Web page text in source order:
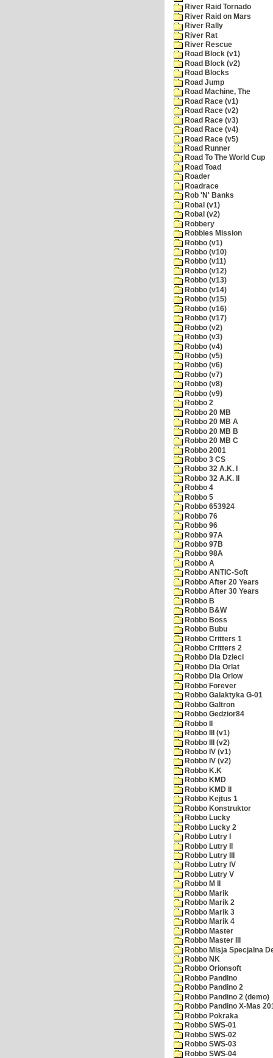
River Raid Tornado
River Raid on Mars
River Rally
River Rat
River Rescue
Road Block (v1)
Road Block (v2)
Road Blocks
Road Jump
Road Machine, The
Road Race (v1)
Road Race (v2)
Road Race (v3)
Road Race (v4)
Road Race (v5)
Road Runner
Road To The World Cup
Road Toad
Roader
Roadrace
Rob 'N' Banks
Robal (v1)
Robal (v2)
Robbery
Robbies Mission
Robbo (v1)
Robbo (v10)
Robbo (v11)
Robbo (v12)
Robbo (v13)
Robbo (v14)
Robbo (v15)
Robbo (v16)
Robbo (v17)
Robbo (v2)
Robbo (v3)
Robbo (v4)
Robbo (v5)
Robbo (v6)
Robbo (v7)
Robbo (v8)
Robbo (v9)
Robbo 2
Robbo 20 MB
Robbo 20 MB A
Robbo 20 MB B
Robbo 20 MB C
Robbo 2001
Robbo 3 CS
Robbo 32 A.K. I
Robbo 32 A.K. II
Robbo 4
Robbo 5
Robbo 653924
Robbo 76
Robbo 96
Robbo 97A
Robbo 97B
Robbo 98A
Robbo A
Robbo ANTIC-Soft
Robbo After 20 Years
Robbo After 30 Years
Robbo B
Robbo B&W
Robbo Boss
Robbo Bubu
Robbo Critters 1
Robbo Critters 2
Robbo Dla Dzieci
Robbo Dla Orlat
Robbo Dla Orlow
Robbo Forever
Robbo Galaktyka G-01
Robbo Galtron
Robbo Gedzior84
Robbo II
Robbo III (v1)
Robbo III (v2)
Robbo IV (v1)
Robbo IV (v2)
Robbo K.K
Robbo KMD
Robbo KMD II
Robbo Kejtus 1
Robbo Konstruktor
Robbo Lucky
Robbo Lucky 2
Robbo Lutry I
Robbo Lutry II
Robbo Lutry III
Robbo Lutry IV
Robbo Lutry V
Robbo M II
Robbo Marik
Robbo Marik 2
Robbo Marik 3
Robbo Marik 4
Robbo Master
Robbo Master III
Robbo Misja Specjalna
Robbo NK
Robbo Orionsoft
Robbo Pandino
Robbo Pandino 2
Robbo Pandino 2 (demo)
Robbo Pandino X-Mas
Robbo Pokraka
Robbo SWS-01
Robbo SWS-02
Robbo SWS-03
Robbo SWS-04